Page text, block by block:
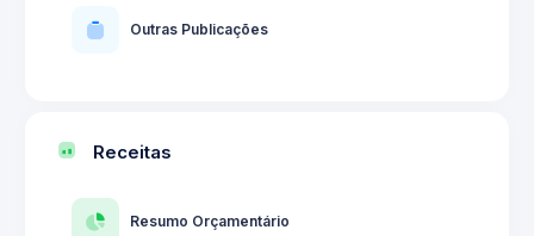
Outras Publicações
Receitas
Resumo Orçamentário